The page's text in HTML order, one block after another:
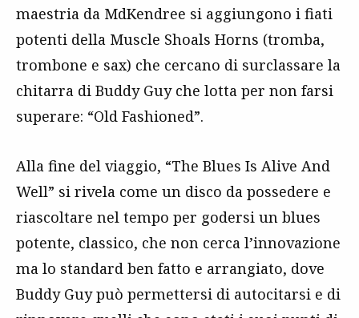
maestria da MdKendree si aggiungono i fiati
potenti della Muscle Shoals Horns (tromba,
trombone e sax) che cercano di surclassare la
chitarra di Buddy Guy che lotta per non farsi
superare: “Old Fashioned”.
Alla fine del viaggio, “The Blues Is Alive And
Well” si rivela come un disco da possedere e
riascoltare nel tempo per godersi un blues
potente, classico, che non cerca l’innovazione
ma lo standard ben fatto e arrangiato, dove
Buddy Guy può permettersi di autocitarsi e di